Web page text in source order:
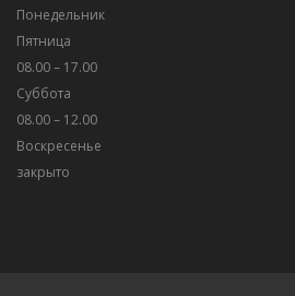
Понедельник
Пятница
08.00 – 17.00
Суббота
08.00 – 12.00
Воскресенье
закрыто